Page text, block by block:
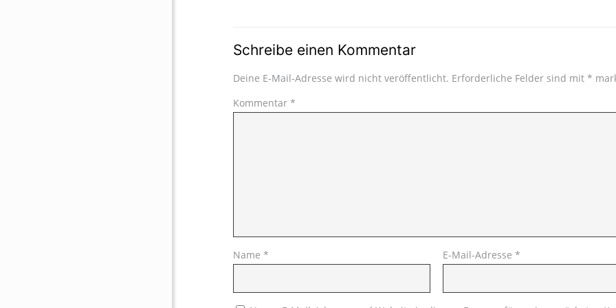
Schreibe einen Kommentar
Deine E-Mail-Adresse wird nicht veröffentlicht. Erforderliche Felder sind mit *
Kommentar *
Name * E-Mail-Adresse*